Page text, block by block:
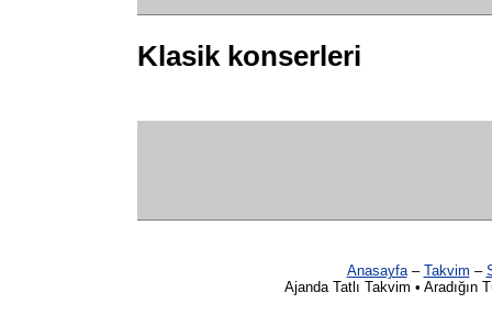
Klasik konserleri
Anasayfa– Takvim –
Ajanda Tatlı Takvim •